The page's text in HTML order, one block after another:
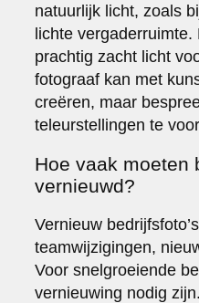
natuurlijk licht, zoals
lichte
prachtig zacht licht
fotograaf kan met
creëren, maar
teleurstellingen te
Hoe vaak moeten
vernieuwd?
Vernieuw
teamwijzigingen,
Voor snelgroeiende
vernieuwing nodig